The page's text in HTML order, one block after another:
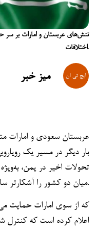
تنش‌های عربستان و امارات بر سر
اختلافات.
میز خبر
عربستان سعودی و امارات
بار دیگر در مسیر یک
تحولات اخیر در یمن،
میان دو کشور را آشکارتر ساخته است.
اعلام کرده است که کنترل